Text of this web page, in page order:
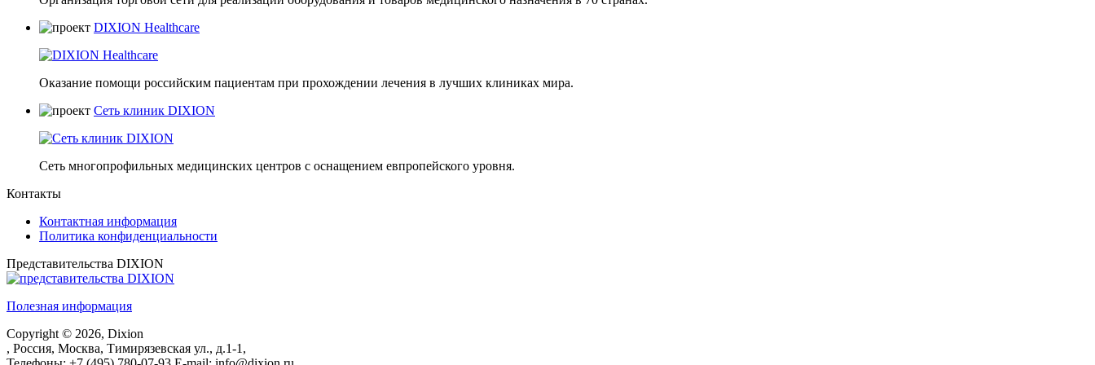
DIXION Healthcare
Оказание помощи российским пациентам при прохождении лечения в лучших клиниках мира.
Сеть клиник DIXION
Сеть многопрофильных медицинских центров с оснащением евпропейского уровня.
Контакты
Контактная информация
Политика конфиденциальности
Представительства DIXION
Полезная информация
Copyright © 2026, Dixion
, Россия, Москва, Тимирязевская ул., д.1-1 ,